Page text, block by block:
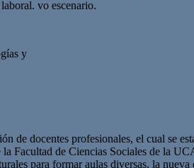
vo escenario.
y
de docentes profesionales, el cual se
Facultad de Ciencias Sociales de la
para formar aulas diversas, la